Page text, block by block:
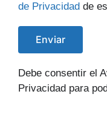
de Privacidad de
Debe consentir el
Privacidad para